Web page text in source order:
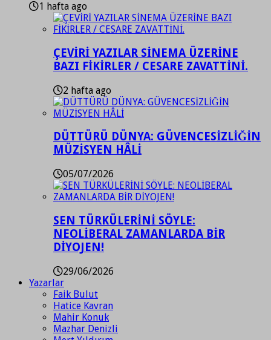
1 hafta ago
ÇEVİRİ YAZILAR SİNEMA ÜZERİNE
BAZI FİKİRLER / CESARE ZAVATTİNİ.
2 hafta ago
DÜTTÜRÜ DÜNYA: GÜVENCESİZLİĞİN
MÜZİSYEN HÂLİ
05/07/2026
SEN TÜRKÜLERİNİ SÖYLE:
NEOLİBERAL ZAMANLARDA BİR
DİYOJEN!
29/06/2026
Yazarlar
Faik Bulut
Hatice Kavran
Mahir Konuk
Mazhar Denizli